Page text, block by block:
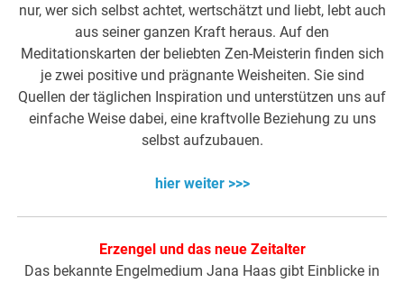
nur, wer sich selbst achtet, wertschätzt und liebt, lebt auch
aus seiner ganzen Kraft heraus. Auf den
Meditationskarten der beliebten Zen-Meisterin finden sich
je zwei positive und prägnante Weisheiten. Sie sind
Quellen der täglichen Inspiration und unterstützen uns auf
einfache Weise dabei, eine kraftvolle Beziehung zu uns
selbst aufzubauen.
hier weiter >>>
Erzengel und das neue Zeitalter
Das bekannte Engelmedium Jana Haas gibt Einblicke in